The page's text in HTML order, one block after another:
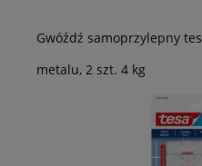
Gwóźdź samoprzylepny
metalu, 2 szt. 4 kg